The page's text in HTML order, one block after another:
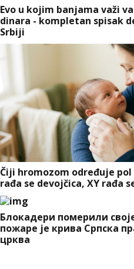
Evo u kojim banjama važi
dinara - kompletan spisak
Srbiji
Čiji hromozom određuje
rađa se devojčica, XY rađa
Блокадери померили
пожаре је крива Српска
црква